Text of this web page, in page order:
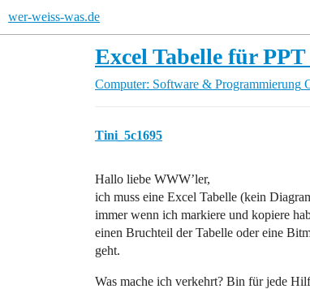
wer-weiss-was.de
Excel Tabelle für
Computer: Software & Programmierung
Tini_5c1695
Hallo liebe WWW’ler,
ich muss eine Excel Tabelle (kein
immer wenn ich markiere und kopiere
einen Bruchteil der Tabelle oder eine
geht.
Was mache ich verkehrt? Bin für jede